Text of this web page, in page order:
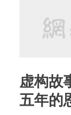
虚构故
五年的